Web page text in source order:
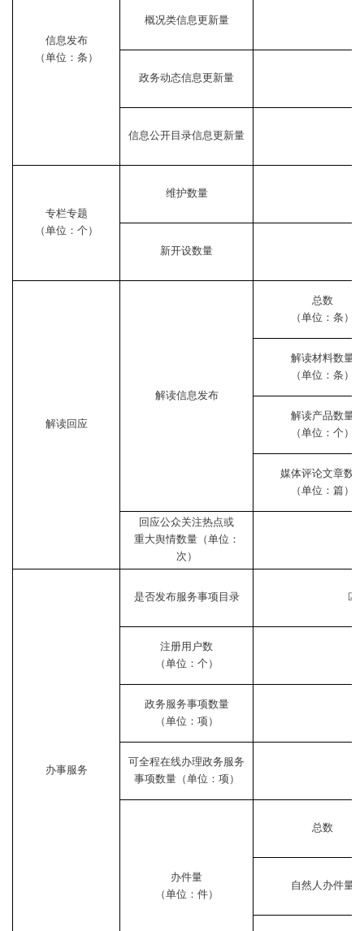
信息发布
（单位：条）
概况类信息更新量
政务动态信息更新量
信息公开目录信息更新量
专栏专题
（单位：个）
维护数量
新开设数量
解读回应
解读信息发布
总数
（单位：条）
解读材料数量
（单位：条）
解读产品数量
（单位：个）
媒体评论文章数量
（单位：篇）
回应公众关注热点或
重大舆情数量（单位：
次）
办事服务
是否发布服务事项目录 ☑
注册用户数
（单位：个）
政务服务事项数量
（单位：项）
可全程在线办理政务服务
事项数量（单位：项）
办件量
（单位：件）
总数
自然人办件量